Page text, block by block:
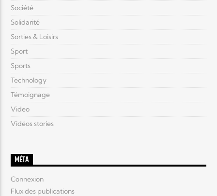
Société
Solidarité
Sorties & Loisirs
Sport
Sports
Technology
Témoignage
Video
Vidéos stories
MÉTA
Connexion
Flux des publications